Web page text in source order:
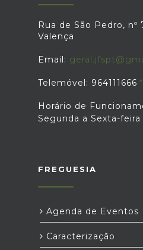
Rua de São Pedro, nº
Valença
Email:
Telemóvel: 964111666
Horário de
Segunda a Sexta-
FREGUESIA
Agenda de Eventos
Caracterização